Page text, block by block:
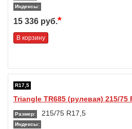
Индексы:
15 336 руб.*
В корзину
R17,5
Triangle TR685 (рулевая) 215/75
Размер: 215/75 R17,5
Индексы: